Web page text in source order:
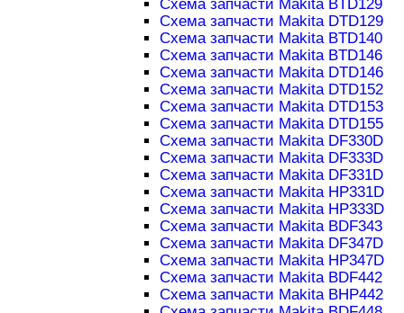
Схема запчасти Makita BTD129
Схема запчасти Makita DTD129
Схема запчасти Makita BTD140
Схема запчасти Makita BTD146
Схема запчасти Makita DTD146
Схема запчасти Makita DTD152
Схема запчасти Makita DTD153
Схема запчасти Makita DTD155
Схема запчасти Makita DF330D
Схема запчасти Makita DF333D
Схема запчасти Makita DF331D
Схема запчасти Makita HP331D
Схема запчасти Makita HP333D
Схема запчасти Makita BDF343
Схема запчасти Makita DF347D
Схема запчасти Makita HP347D
Схема запчасти Makita BDF442
Схема запчасти Makita BHP442